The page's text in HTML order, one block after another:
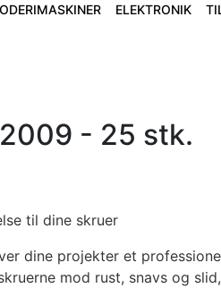
ELEKTRONIK
- 25 stk.
til dine skruer
dine projekter et
mod rust, snavs og